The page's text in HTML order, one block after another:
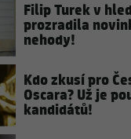
Filip Turek v
prozradila
nehody!
Kdo zkusí pro
Oscara? Už je
kandidátů!